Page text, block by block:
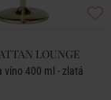
LOUNGE
víno 400 ml - zlatá